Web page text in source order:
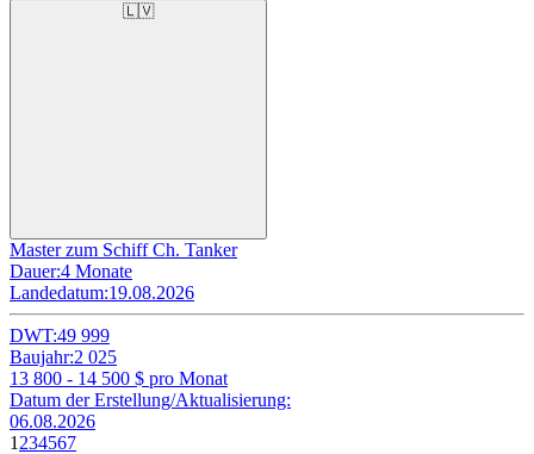
🇱🇻
Master zum Schiff Ch. Tanker
Dauer:4 Monate
Landedatum:19.08.2026
DWT:49 999
Baujahr:2 025
13 800 - 14 500 $ pro Monat
Datum der Erstellung/Aktualisierung:
06.08.2026
1 234567